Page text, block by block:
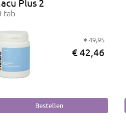
Plus 2
tab
€ 49,95
€ 42,46